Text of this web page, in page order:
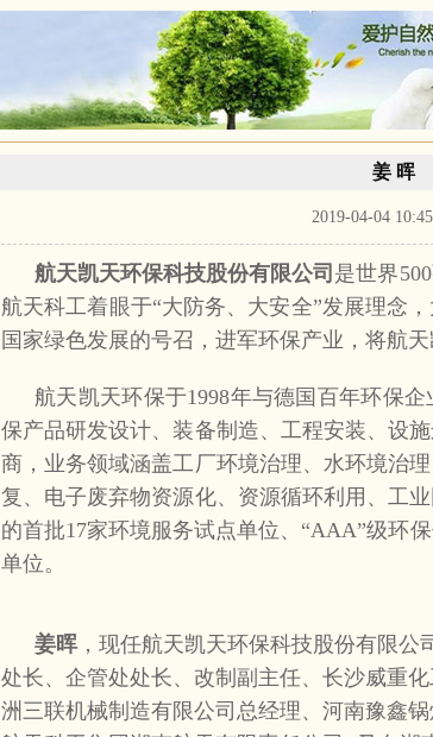
姜 晖
2019-04-04
航天凯天环保科技股份有限公司 是世界500
航天科工着眼于“大防务、大安全”发展理念
国家绿色发展的号召，进军环保产业，将航
航天凯天环保于1998年与德国百年环保
保产品研发设计、装备制造、工程安装、设
商，业务领域涵盖工厂环境治理、水环境治
复、电子废弃物资源化、资源循环利用、工
的首批17家环境服务试点单位、“AAA”级环
单位。
姜晖，现任航天凯天环保科技股份有限公
处长、企管处处长、改制副主任、长沙威重
洲三联机械制造有限公司总经理、河南豫鑫